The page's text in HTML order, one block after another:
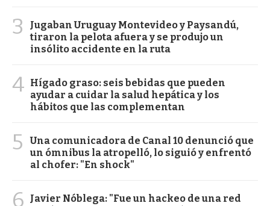
3
Jugaban Uruguay Montevideo y Paysandú,
tiraron la pelota afuera y se produjo un
insólito accidente en la ruta
4 Hígado graso: seis bebidas que pueden
ayudar a cuidar la salud hepática y los
hábitos que las complementan
5
Una comunicadora de Canal 10 denunció que
un ómnibus la atropelló, lo siguió y enfrentó
al chofer: "En shock"
6
Javier Nóblega: "Fue un hackeo de una red